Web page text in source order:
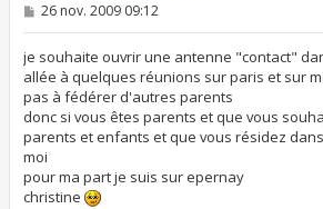
M
s
a
g
e
26 nov. 2009 09:12
je souhaite ouvrir une antenne "contact"
allée à quelques réunions sur paris et sur
pas à fédérer d'autres parents
donc si vous êtes parents et que vous
parents et enfants et que vous résidez
moi
pour ma part je suis sur epernay
christine